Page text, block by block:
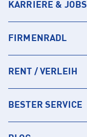
KARRIERE & JOBS
FIRMENRADL
RENT / VERLEIH
BESTER SERVICE